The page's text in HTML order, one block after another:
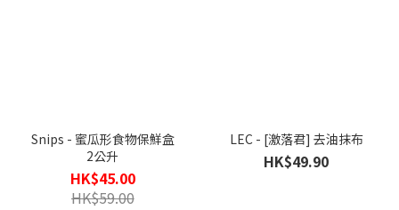
Snips - 蜜瓜形食物保鮮盒
2公升
HK$45.00
HK$59.00
LEC - [激落君] 去油抹布
HK$49.90